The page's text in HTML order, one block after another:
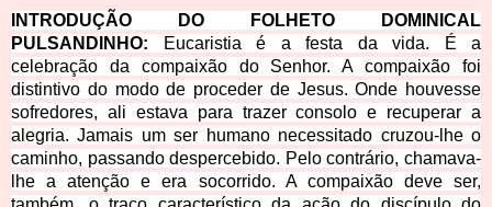
INTRODUÇÃO DO FOLHETO DOMINICAL
PULSANDINHO: Eucaristia é a festa da vida. É a
celebração da compaixão do Senhor. A compaixão foi
distintivo do modo de proceder de Jesus. Onde houvesse
sofredores, ali estava para trazer consolo e recuperar a
alegria. Jamais um ser humano necessitado cruzou-lhe o
caminho, passando despercebido. Pelo contrário, chamava-
lhe a atenção e era socorrido. A compaixão deve ser,